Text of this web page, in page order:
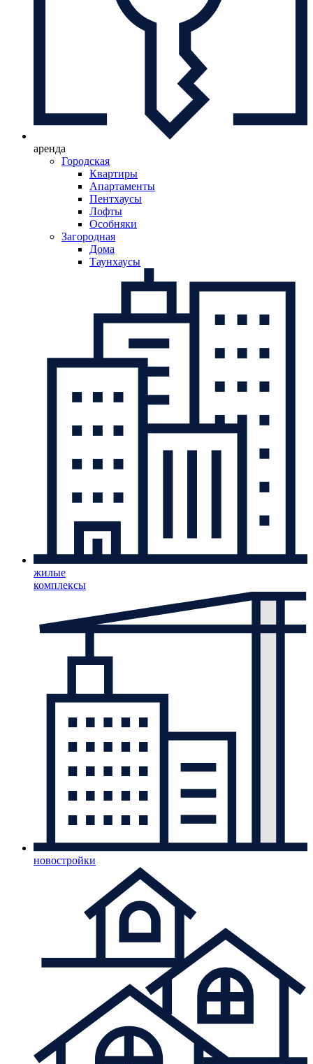
аренда
Городская
Квартиры
Апартаменты
Пентхаусы
Лофты
Особняки
Загородная
Дома
Таунхаусы
жилые
комплексы
новостройки